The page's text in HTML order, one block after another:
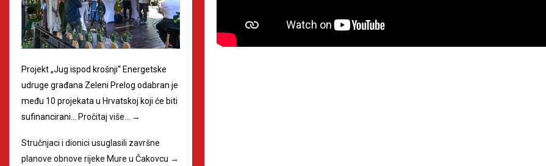
Projekt „Jug ispod krošnji“ Energetske
udruge građana Zeleni Prelog odabran je
među 10 projekata u Hrvatskoj koji će biti
sufinancirani… Pročitaj više… →
Stručnjaci i dionici usuglasili završne
planove obnove rijeke Mure u Čakovcu →